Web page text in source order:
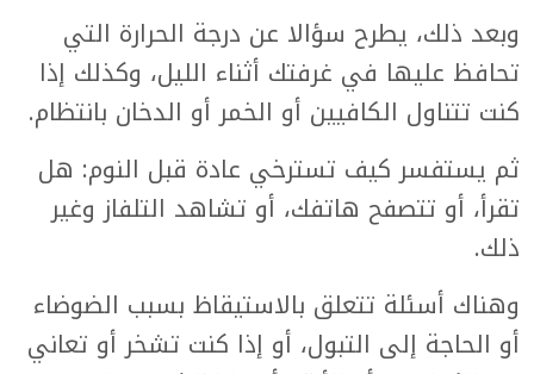
وبعد ذلك، يطرح سؤالا عن درجة الحرارة التي
تحافظ عليها في غرفتك أثناء الليل، وكذلك إذا
كنت تتناول الكافيين أو الخمر أو الدخان بانتظام.
ثم يستفسر كيف تسترخي عادة قبل النوم: هل
تقرأ، أو تتصفح هاتفك، أو تشاهد التلفاز وغير
ذلك.
وهناك أسئلة تتعلق بالاستيقاظ بسبب الضوضاء
أو الحاجة إلى التبول، أو إذا كنت تشخر أو تعاني